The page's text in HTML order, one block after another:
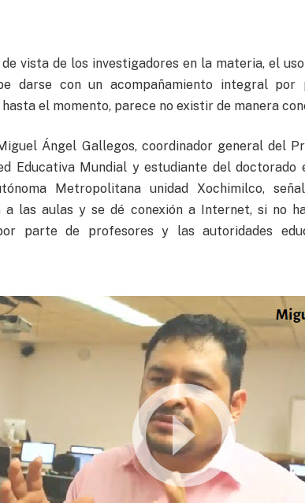
vista de los investigadores en la materia, el
darse con un acompañamiento integral por
el momento, parece no existir de manera
Ángel Gallegos, coordinador general del
Educativa Mundial y estudiante del doctorado
Metropolitana unidad Xochimilco,
las aulas y se dé conexión a Internet, si no
parte de profesores y las autoridades